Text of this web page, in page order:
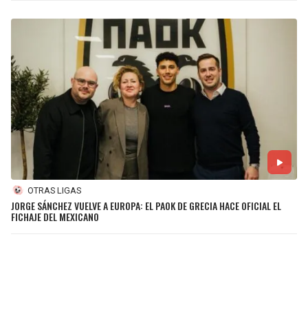
OTRAS LIGAS
JORGE SÁNCHEZ VUELVE A EUROPA: EL PAOK DE GRECIA HACE OFICIAL EL
FICHAJE DEL MEXICANO